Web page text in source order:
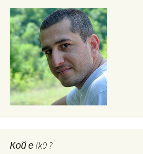
Кой е Ik0 ?